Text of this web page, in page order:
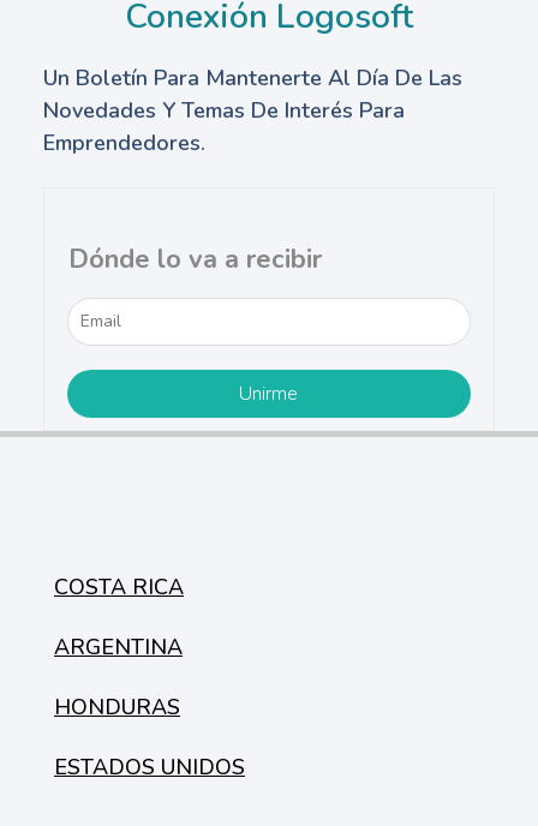
Conexión Logosoft
Un Boletín Para Mantenerte Al Día De Las
Novedades Y Temas De Interés Para
Emprendedores.
Dónde lo va a recibir
COSTA RICA
ARGENTINA
HONDURAS
ESTADOS UNIDOS